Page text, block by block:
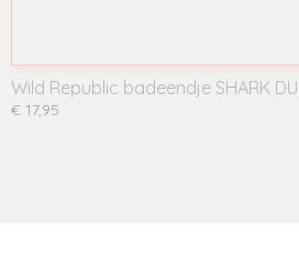
Wild Republic badeendje SHARK
€ 17,95